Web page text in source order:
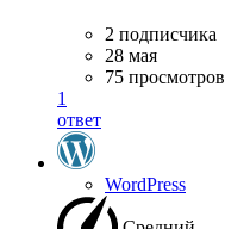
2 подписчика
28 мая
75 просмотров
1
ответ
WordPress